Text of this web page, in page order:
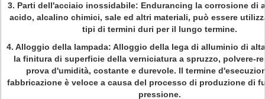
3. Parti dell'acciaio inossidabile: Endurancing la corrosione di
acido, alcalino chimici, sale ed altri materiali, può essere
tipi di termini duri per il lungo termine.
4. Alloggio della lampada: Alloggio della lega di alluminio di
la finitura di superficie della verniciatura a spruzzo, polvere-
prova d'umidità, costante e durevole. Il termine
fabbricazione è veloce a causa del processo di produzione di
pressione.